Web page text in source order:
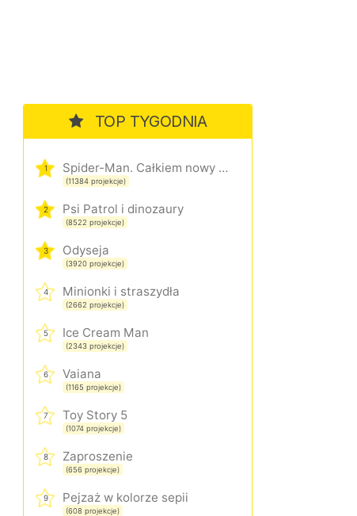
TOP TYGODNIA
1 Spider-Man. Całkiem nowy dzień
(11384 projekcje)
2 Psi Patrol i dinozaury
(8522 projekcje)
3 Odyseja
(3920 projekcje)
4 Minionki i straszydła
(2662 projekcje)
5 Ice Cream Man
(2343 projekcje)
6 Vaiana
(1165 projekcje)
7 Toy Story 5
(1074 projekcje)
8 Zaproszenie
(656 projekcje)
9 Pejzaż w kolorze sepii
(608 projekcje)